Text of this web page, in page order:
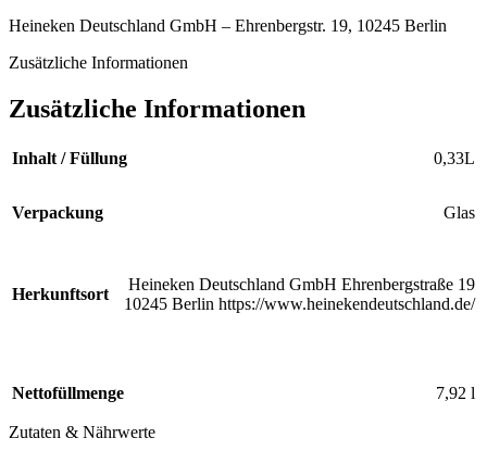
Heineken Deutschland GmbH – Ehrenbergstr. 19, 10245 Berlin
Zusätzliche Informationen
Zusätzliche Informationen
Inhalt / Füllung 0,33L
Verpackung Glas
Herkunftsort
Heineken Deutschland GmbH Ehrenbergstraße 19
10245 Berlin https://www.heinekendeutschland.de/
Nettofüllmenge 7,92 l
Zutaten & Nährwerte